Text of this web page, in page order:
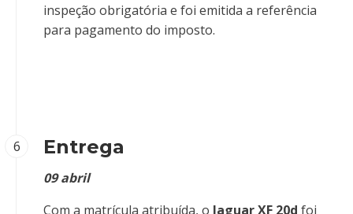
inspeção obrigatória e foi emitida a referência
para pagamento do imposto.
6 Entrega
09 abril
Com a matrícula atribuída, o Jaguar XF 20d foi